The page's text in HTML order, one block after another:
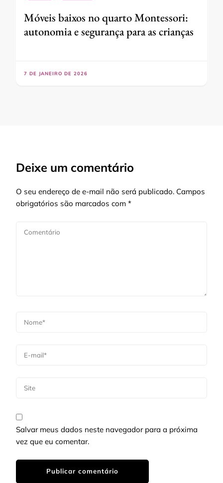
Móveis baixos no quarto Montessori:
autonomia e segurança para as crianças
7 DE JANEIRO DE 2026
Deixe um comentário
O seu endereço de e-mail não será publicado. Campos
obrigatórios são marcados com *
Salvar meus dados neste navegador para a próxima
vez que eu comentar.